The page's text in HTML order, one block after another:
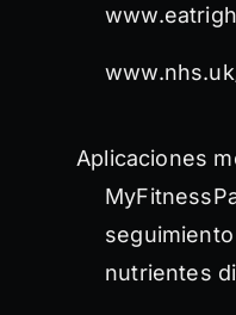
Aplicaciones
nutrientes